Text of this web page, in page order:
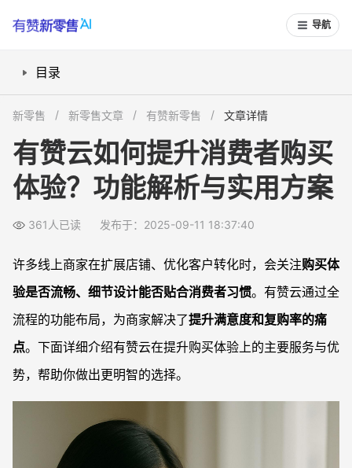
导航
目录
订单流程优化如何减少流失率？
营销工具如何增加客户互动与转化？
有赞云能帮助哪些类型商家优化消费体验？
使用有赞云后，如何具体提升客户满意度？
新零售 新零售文章 有赞新零售 文章详情
有赞云如何提升消费者购买
体验？功能解析与实用方案
361人已读 发布于：2025-09-11 18:37:40
许多线上商家在扩展店铺、优化客户转化时，会关注购买体
验是否流畅、细节设计能否贴合消费者习惯。有赞云通过全
流程的功能布局，为商家解决了提升满意度和复购率的痛
点。下面详细介绍有赞云在提升购买体验上的主要服务与优
势，帮助你做出更明智的选择。